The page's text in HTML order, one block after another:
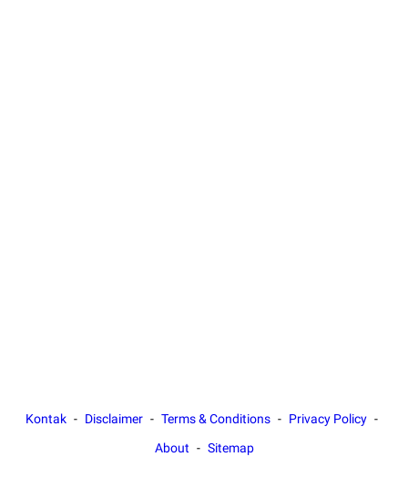
Kontak Disclaimer Terms & Conditions
Privacy Policy
About
Sitemap